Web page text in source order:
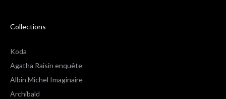
Collections
Koda
Agatha Raisin enquête
Albin Michel Imaginaire
Archibald